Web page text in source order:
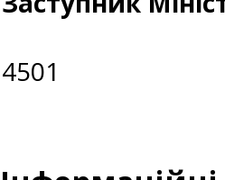
4501